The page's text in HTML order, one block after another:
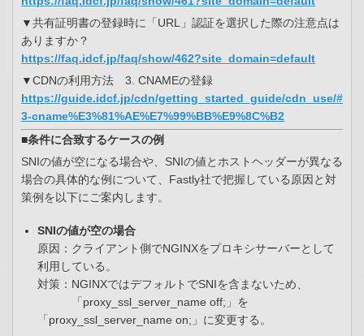
▼共有証明書の登録時に「URL」認証を選択した際の注意点は
ありますか？
https://faq.idcf.jp/faq/show/462?site_domain=default
▼CDNの利用方法 3. CNAMEの登録
https://guide.idcf.jp/cdn/getting_started_guide/cdn_use/#
3-cname%E3%81%AE%E7%99%BB%E9%8C%B2
■条件に合致するケースの例
SNIの値が空になる場合や、SNIの値とホストヘッダーが異なる
場合の具体的な例について、Fastly社で把握している原因と対
策例を以下にご案内します。
SNIの値が空の場合
原因：クライアント側でNGINXをプロキシサーバーとして
利用している。
対策：NGINXではデフォルトでSNIを含まないため、
「proxy_ssl_server_name off;」を
「proxy_ssl_server_name on;」に変更する。